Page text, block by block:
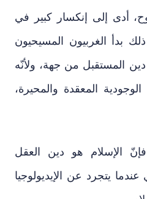
أدى إلى إنكسار كبير في
بدأ الغربيون المسيحيون
دين المستقبل من جهة، ولأنّه
المعقدة والمحيرة،
الإسلام هو دين العقل
يتجرد عن الإيديولوجيا